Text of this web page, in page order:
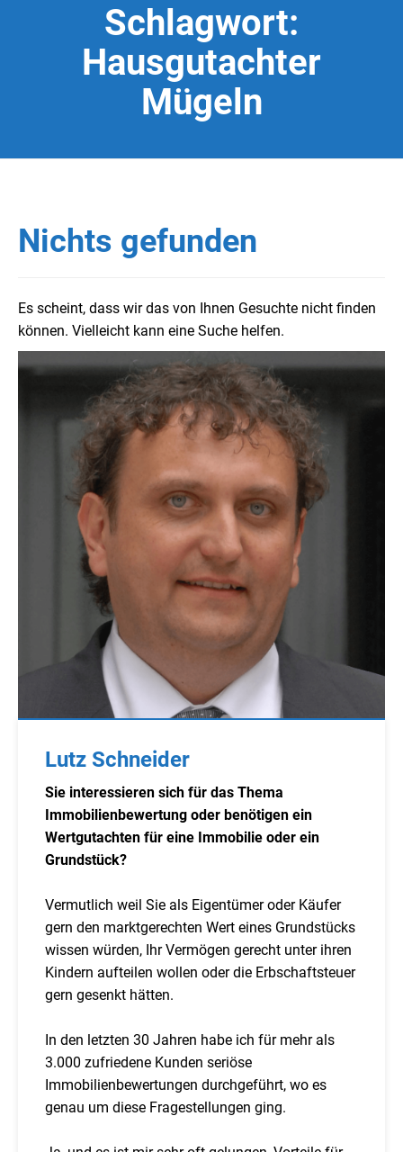
Schlagwort:
Hausgutachter
Mügeln
Nichts gefunden
Es scheint, dass wir das von Ihnen Gesuchte nicht finden
können. Vielleicht kann eine Suche helfen.
Lutz Schneider
Sie interessieren sich für das Thema
Immobilienbewertung oder benötigen ein
Wertgutachten für eine Immobilie oder ein
Grundstück?
Vermutlich weil Sie als Eigentümer oder Käufer
gern den marktgerechten Wert eines Grundstücks
wissen würden, Ihr Vermögen gerecht unter ihren
Kindern aufteilen wollen oder die Erbschaftsteuer
gern gesenkt hätten.
In den letzten 30 Jahren habe ich für mehr als
3.000 zufriedene Kunden seriöse
Immobilienbewertungen durchgeführt, wo es
genau um diese Fragestellungen ging.